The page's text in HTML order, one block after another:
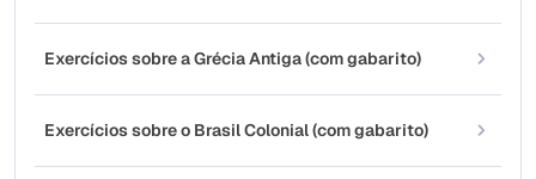
Exercícios sobre a Grécia Antiga (com gabarito)
Exercícios sobre o Brasil Colonial (com gabarito)